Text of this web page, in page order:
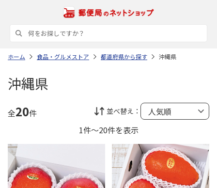
ホーム 食品・グルメストア 都道府県から探す 沖縄県
沖縄県
全20件 並べ替え：
1件～20件を表示